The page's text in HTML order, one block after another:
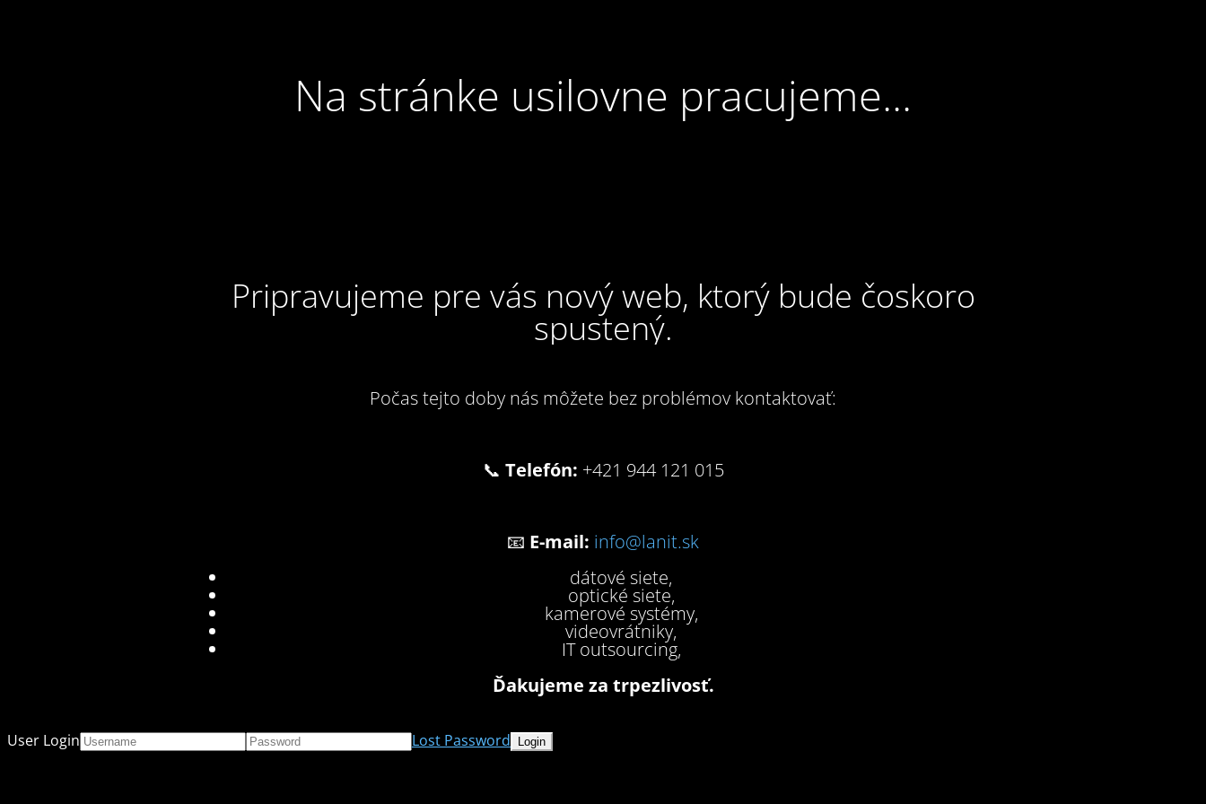
Na stránke usilovne pracujeme...
Pripravujeme pre vás nový web, ktorý bude čoskoro
spustený.
Počas tejto doby nás môžete bez problémov kontaktovať:
📞 Telefón: +421 944 121 015
📧 E-mail: info@lanit.sk
dátové siete,
optické siete,
kamerové systémy,
videovrátniky,
IT outsourcing,
Ďakujeme za trpezlivosť.
User Login Lost Password